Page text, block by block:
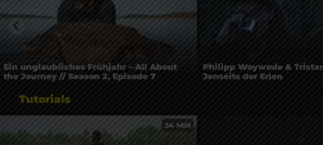
Ein unglaubliches Frühjahr – All About
the Journey // Season 2, Episode 7
Philipp Woywode &
Jenseits der Erlen
Tutorials
24 MIN